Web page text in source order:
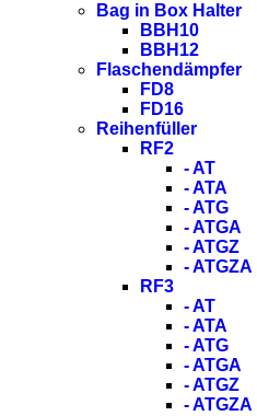
Bag in Box Halter
BBH10
BBH12
Flaschendämpfer
FD8
FD16
Reihenfüller
RF2
- AT
- ATA
- ATG
- ATGA
- ATGZ
- ATGZA
RF3
- AT
- ATA
- ATG
- ATGA
- ATGZ
- ATGZA